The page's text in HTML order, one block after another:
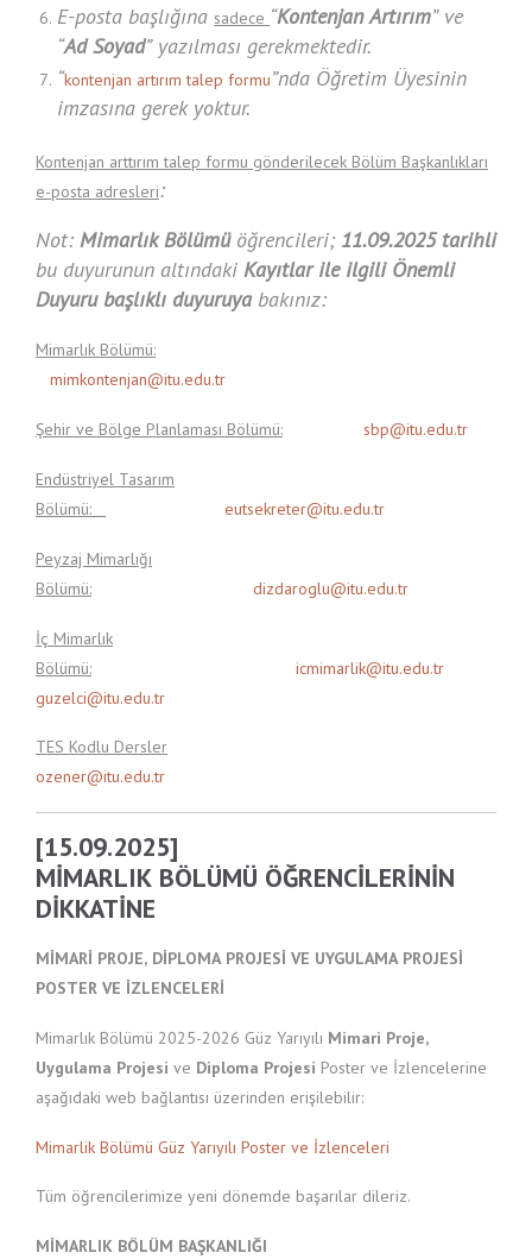
E-posta başlığına sadece “Kontenjan Artırım” ve
“Ad Soyad” yazılması gerekmektedir.
“kontenjan artırım talep formu”nda Öğretim Üyesinin
imzasına gerek yoktur.
Kontenjan arttırım talep formu gönderilecek Bölüm Başkanlıkları
e-posta adresleri:
Not: Mimarlık Bölümü öğrencileri; 11.09.2025 tarihli
bu duyurunun altındaki Kayıtlar ile ilgili Önemli
Duyuru başlıklı duyuruya bakınız:
Mimarlık Bölümü:
mimkontenjan@itu.edu.tr
Şehir ve Bölge Planlaması Bölümü: sbp@itu.edu.tr
Endüstriyel Tasarım
Bölümü:
eutsekreter@itu.edu.tr
Peyzaj Mimarlığı
Bölümü:
dizdaroglu@itu.edu.tr
İç Mimarlık
Bölümü:
icmimarlik@itu.edu.tr
guzelci@itu.edu.tr
TES Kodlu Dersler
ozener@itu.edu.tr
[15.09.2025]
MİMARLIK BÖLÜMÜ ÖĞRENCİLERİNİN
DİKKATİNE
MİMARİ PROJE, DİPLOMA PROJESİ VE UYGULAMA PROJESİ
POSTER VE İZLENCELERİ
Mimarlık Bölümü 2025-2026 Güz Yarıyılı Mimari Proje,
Uygulama Projesi ve Diploma Projesi Poster ve İzlencelerine
aşağıdaki web bağlantısı üzerinden erişilebilir:
Mimarlik Bölümü Güz Yarıyılı Poster ve İzlenceleri
Tüm öğrencilerimize yeni dönemde başarılar dileriz.
MİMARLIK BÖLÜM BAŞKANLIĞI